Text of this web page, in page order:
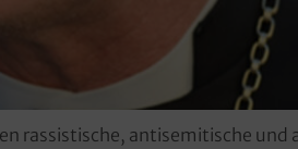
rassistische, antisemitische und